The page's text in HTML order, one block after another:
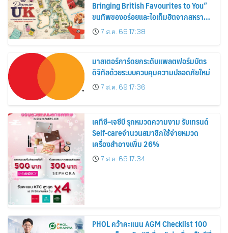
Bringing British Favourites to You”
ขนทัพของอร่อยและไอเท็มฮิตจากสหราช
อาณาจักร ส่งตรงถึงมือตั้งแต่วันนี้ – 18
สิงหาคมนี้
7 ส.ค. 69 17:38
มาสเตอร์การ์ดยกระดับแพลตฟอร์มบัตร
ดิจิทัลด้วยระบบควบคุมความปลอดภัยใหม่
7 ส.ค. 69 17:36
เคทีซี–เจซีบี รุกหมวดความงาม รับเทรนด์
Self-careจำนวนสมาชิกใช้จ่ายหมวด
เครื่องสำอางเพิ่ม 26%
7 ส.ค. 69 17:34
PHOL คว้าคะแนน AGM Checklist 100